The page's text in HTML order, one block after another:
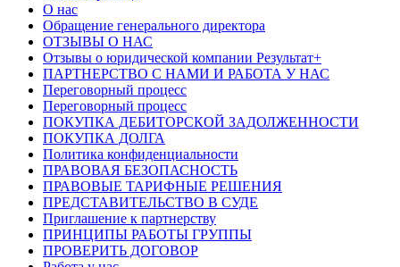
О нас
Обращение генерального директора
ОТЗЫВЫ О НАС
Отзывы о юридической компании Результат+
ПАРТНЕРСТВО С НАМИ И РАБОТА У НАС
Переговорный процесс
Переговорный процесс
ПОКУПКА ДЕБИТОРСКОЙ ЗАДОЛЖЕННОСТИ
ПОКУПКА ДОЛГА
Политика конфиденциальности
ПРАВОВАЯ БЕЗОПАСНОСТЬ
ПРАВОВЫЕ ТАРИФНЫЕ РЕШЕНИЯ
ПРЕДСТАВИТЕЛЬСТВО В СУДЕ
Приглашение к партнерству
ПРИНЦИПЫ РАБОТЫ ГРУППЫ
ПРОВЕРИТЬ ДОГОВОР